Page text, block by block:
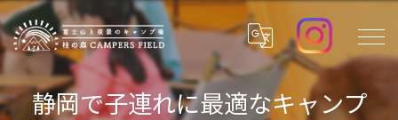
静岡で子連れに最適なキャンプ